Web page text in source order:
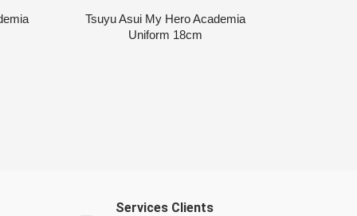
Tsuyu Asui My Hero Academia
Uniform 18cm
Services Clients